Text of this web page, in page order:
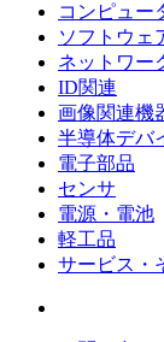
コンピュー
ソフトウェ
ネットワー
ID関連
画像関連機
半導体デバ
電子部品
センサ
電源・電池
軽工品
サービス・